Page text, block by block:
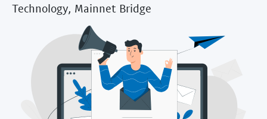
Technology, Mainnet Bridge